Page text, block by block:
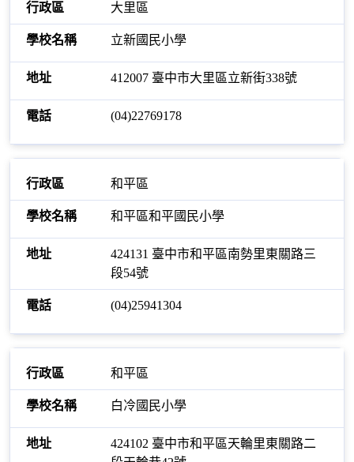
大里區
立新國民小學
412007 臺中市大里區立新街338號
(04)22769178
和平區
和平區和平國民小學
424131 臺中市和平區南勢里東關路三
段54號
(04)25941304
和平區
白冷國民小學
424102 臺中市和平區天輪里東關路二